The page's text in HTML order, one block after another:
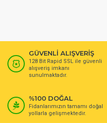
GÜVENLİ ALIŞVERİŞ
128 Bit Rapid SSL ile güvenli
alışveriş imkanı
sunulmaktadır.
%100 DOĞAL
Fidanlarımızın tamamı doğal
yollarla gelişmektedir.